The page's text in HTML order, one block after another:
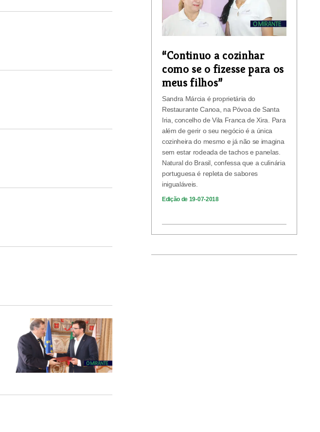
“Continuo a cozinhar
como se o fizesse para os
meus filhos”
Sandra Márcia é proprietária do
Restaurante Canoa, na Póvoa de Santa
Iria, concelho de Vila Franca de Xira. Para
além de gerir o seu negócio é a única
cozinheira do mesmo e já não se imagina
sem estar rodeada de tachos e panelas.
Natural do Brasil, confessa que a culinária
portuguesa é repleta de sabores
inigualáveis.
Edição de 19-07-2018